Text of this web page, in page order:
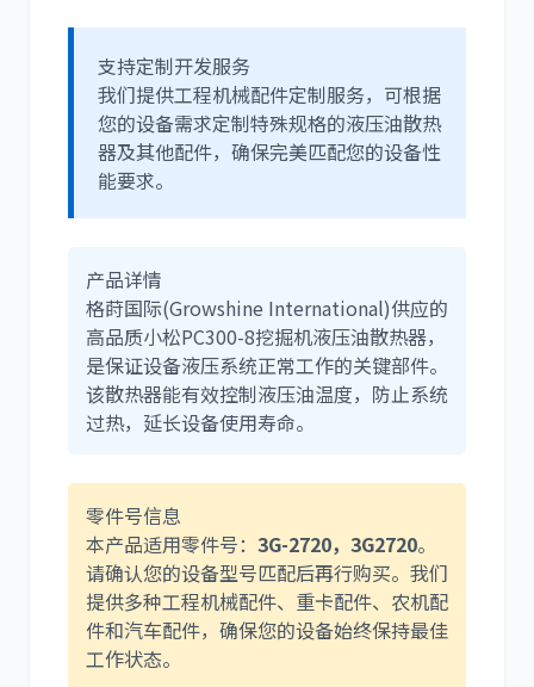
卡尔玛
大宇 丰田
约翰迪尔 徐工
利勃海尔 凯斯
支持定制开发服务
我们提供工程机械配件定制服务，可根据
您的设备需求定制特殊规格的液压油散热
器及其他配件，确保完美匹配您的设备性
能要求。
产品详情
格莳国际(Growshine International)供应的
高品质小松PC300-8挖掘机液压油散热器，
是保证设备液压系统正常工作的关键部件。
该散热器能有效控制液压油温度，防止系统
过热，延长设备使用寿命。
零件号信息
本产品适用零件号： 3G-2720，3G2720。
请确认您的设备型号匹配后再行购买。我们
提供多种工程机械配件、重卡配件、农机配
件和汽车配件，确保您的设备始终保持最佳
工作状态。